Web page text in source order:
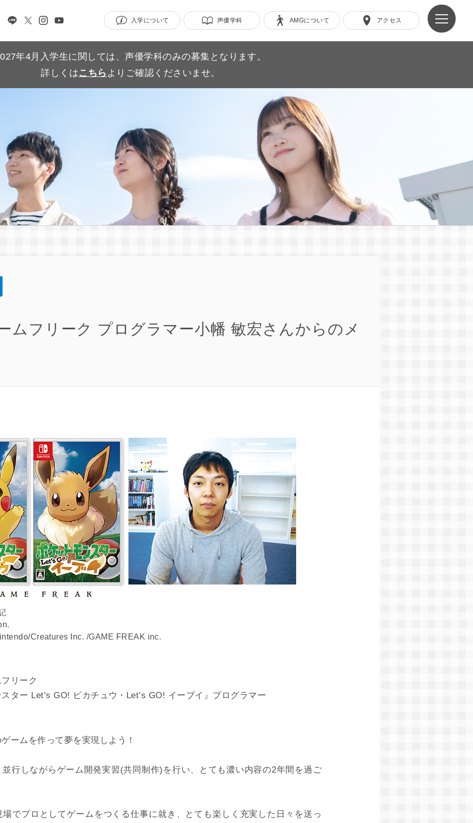
入学について 声優学科 AMGについて アクセス
年4月入学生に関しては、声優学科のみの募集となります。
詳しくはこちら よりご確認くださいませ。
ムフリーク プログラマー小幡 敏宏さんからのメ
Creatures Inc. /GAME FREAK inc.
リーク
スター Let’s GO! ピカチュウ・Let’s GO! イーブイ』プログラマー
ームを作って夢を実現しよう！
行しながらゲーム開発実習(共同制作)を行い、とても濃い内容の2年間を過ご
でプロとしてゲームをつくる仕事に就き、とても楽しく充実した日々を送っ